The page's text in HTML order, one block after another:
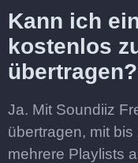
Kann ich
kostenlos
übertragen?
Ja. Mit Soundiiz
übertragen, mit
mehrere Playlists